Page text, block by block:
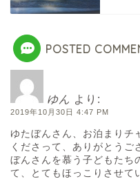
POSTED
ゆん より:
2019年10月30日 4:47 PM
ゆたぼんさん、お泊まりチ
くださって、ありがとうご
ぼんさんを慕う子どもたち
て、とてもほっこりさせて